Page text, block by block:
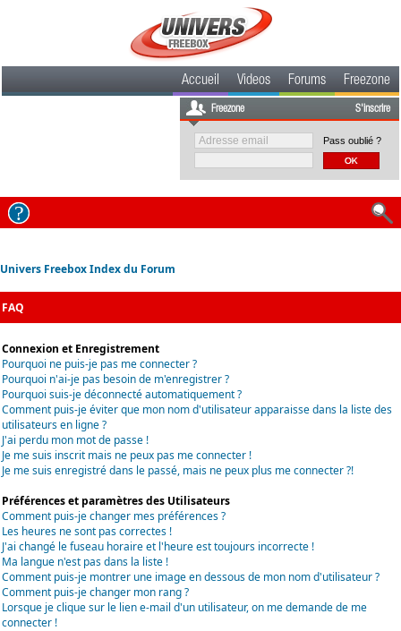
Accueil Videos Forums Freezone
Freezone S'inscrire
Pass oublié ?
Univers Freebox Index du Forum
FAQ
Connexion et Enregistrement
Pourquoi ne puis-je pas me connecter ?
Pourquoi n'ai-je pas besoin de m'enregistrer ?
Pourquoi suis-je déconnecté automatiquement ?
Comment puis-je éviter que mon nom d'utilisateur apparaisse dans la liste des
utilisateurs en ligne ?
J'ai perdu mon mot de passe !
Je me suis inscrit mais ne peux pas me connecter !
Je me suis enregistré dans le passé, mais ne peux plus me connecter ?!
Préférences et paramètres des Utilisateurs
Comment puis-je changer mes préférences ?
Les heures ne sont pas correctes !
J'ai changé le fuseau horaire et l'heure est toujours incorrecte !
Ma langue n'est pas dans la liste !
Comment puis-je montrer une image en dessous de mon nom d'utilisateur ?
Comment puis-je changer mon rang ?
Lorsque je clique sur le lien e-mail d'un utilisateur, on me demande de me
connecter !